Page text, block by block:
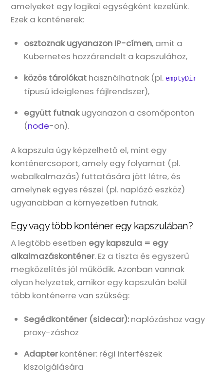
amelyeket egy logikai egységként kezelünk.
Ezek a konténerek:
osztoznak ugyanazon IP-címen, amit a
Kubernetes hozzárendelt a kapszulához,
közös tárolókat használhatnak (pl. emptyDir
típusú ideiglenes fájlrendszer),
együtt futnakugyanazon a csomóponton
(node-on).
A kapszula úgy képzelhető el, mint egy
konténercsoport, amely egy folyamat (pl.
webalkalmazás) futtatására jött létre, és
amelynek egyes részei (pl. naplózó eszköz)
ugyanabban a környezetben futnak.
Egy vagy több konténer egy kapszulában?
A legtöbb esetben egy kapszula = egy
alkalmazáskonténer. Ez a tiszta és egyszerű
megközelítés jól működik. Azonban vannak
olyan helyzetek, amikor egy kapszulán belül
több konténerre van szükség:
Segédkonténer (sidecar):naplózáshoz vagy
proxy-záshoz
Adapterkonténer: régi interfészek
kiszolgálására